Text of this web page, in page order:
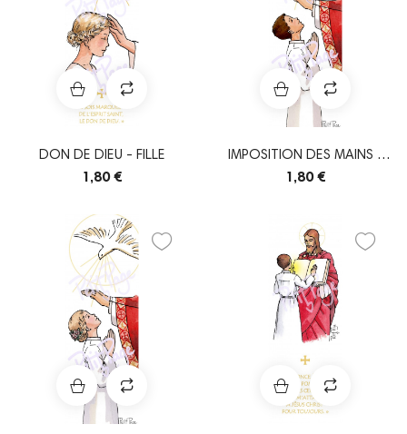
DON DE DIEU - FILLE
1,80 €
IMPOSITION DES MAINS -
GARÇON
1,80 €